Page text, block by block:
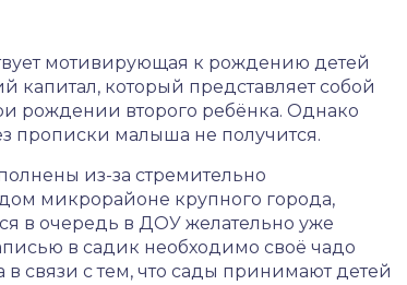
мотивирующая к рождению детей
капитал, который представляет собой
рождении второго ребёнка. Однако
прописки малыша не получится.
из-за стремительно
микрорайоне крупного города,
в очередь в ДОУ желательно уже
в садик необходимо своё чадо
в связи с тем, что сады принимают детей